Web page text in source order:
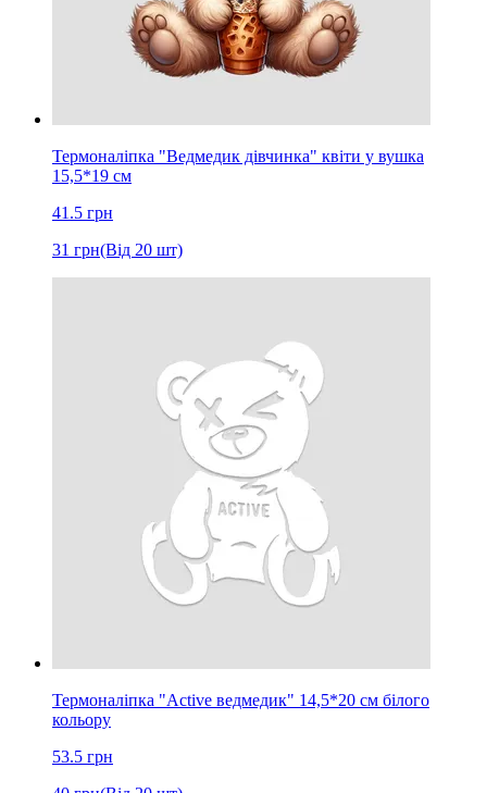
Термоналіпка "Ведмедик дівчинка" квіти у вушка
15,5*19 см
41.5 грн
31 грн(Від 20 шт)
Термоналіпка "Active ведмедик" 14,5*20 см білого
кольору
53.5 грн